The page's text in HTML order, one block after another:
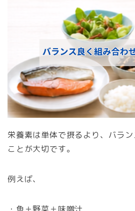
栄養素は単体で摂るより、バラ
ことが大切です。
例えば、
・魚＋野菜＋味噌汁